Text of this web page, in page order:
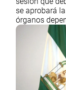
se aprobará
órganos